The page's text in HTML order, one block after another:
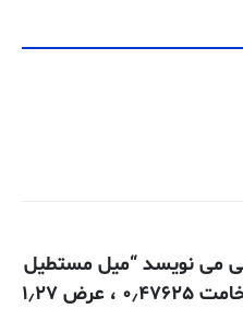
می نویسد “میل مستطیل
(تسمه) استیل ضد زنگ – ضخامت ۰٫۴۷۶۲۵ ، عرض ۱٫۲۷